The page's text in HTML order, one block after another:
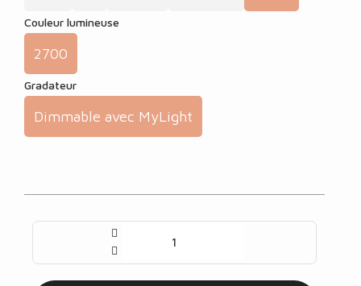
Couleur lumineuse
2700
Gradateur
Dimmable avec MyLight